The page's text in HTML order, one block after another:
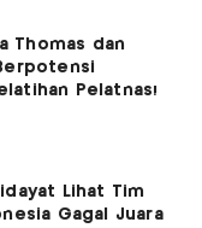
Thomas dan
Pelatnas!
Lihat Tim
Gagal Juara